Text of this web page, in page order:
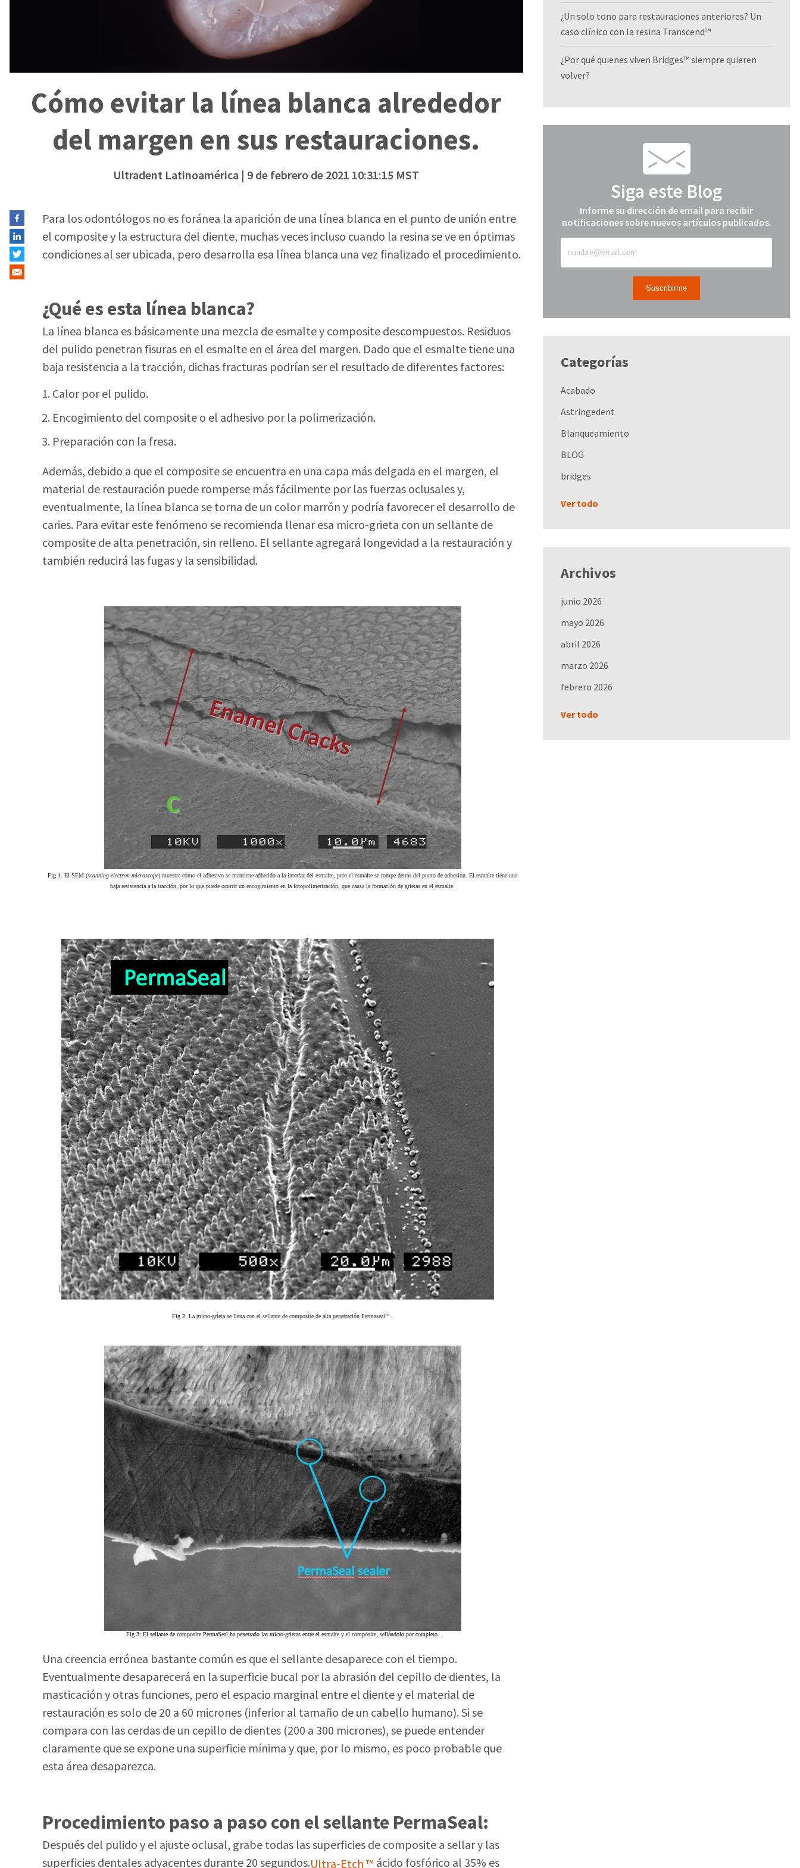
Cómo evitar la línea blanca alrededor
del margen en sus restauraciones.
Ultradent Latinoamérica | 9 de febrero de 2021 10:31:15 MST
Para los odontólogos no es foránea la aparición de una línea blanca en el punto de unión entre
el composite y la estructura del diente, muchas veces incluso cuando la resina se ve en óptimas
condiciones al ser ubicada, pero desarrolla esa línea blanca una vez finalizado el procedimiento.
¿Qué es esta línea blanca?
La línea blanca es básicamente una mezcla de esmalte y composite descompuestos. Residuos
del pulido penetran fisuras en el esmalte en el área del margen. Dado que el esmalte tiene una
baja resistencia a la tracción, dichas fracturas podrían ser el resultado de diferentes factores:
Calor por el pulido.
Encogimiento del composite o el adhesivo por la polimerización.
Preparación con la fresa.
Además, debido a que el composite se encuentra en una capa más delgada en el margen, el
material de restauración puede romperse más fácilmente por las fuerzas oclusales y,
eventualmente, la línea blanca se torna de un color marrón y podría favorecer el desarrollo de
caries. Para evitar este fenómeno se recomienda llenar esa micro-grieta con un sellante de
composite de alta penetración, sin relleno. El sellante agregará longevidad a la restauración y
también reducirá las fugas y la sensibilidad.
Fig 1.El SEM (scanning electron microscope) muestra cómo el adhesivo se mantiene adherido a la interfaz del esmalte, pero el esmalte se rompe detrás del punto de adhesión. El esmalte tiene una
baja resistencia a la tracción, por lo que puede ocurrir un encogimiento en la fotopolimerización, que causa la formación de grietas en el esmalte.
Fig 2.La micro-grieta se llena con el sellante de composite de alta penetración Permaseal TM .
Fig 3: El sellante de composite PermaSeal ha penetrado las micro-grietas entre el esmalte y el composite, sellándolo por completo.
Una creencia errónea bastante común es que el sellante desaparece con el tiempo.
Eventualmente desaparecerá en la superficie bucal por la abrasión del cepillo de dientes, la
masticación y otras funciones, pero el espacio marginal entre el diente y el material de
restauración es solo de 20 a 60 micrones (inferior al tamaño de un cabello humano). Si se
compara con las cerdas de un cepillo de dientes (200 a 300 micrones), se puede entender
claramente que se expone una superficie mínima y que, por lo mismo, es poco probable que
esta área desaparezca.
Procedimiento paso a paso con el sellante PermaSeal:
Después del pulido y el ajuste oclusal, grabe todas las superficies de composite a sellar y las
superficies dentales adyacentes durante 20 segundos.Ultra-Etch ™ ácido fosfórico al 35% es
¿Un solo tono para restauraciones anteriores? Un
caso clínico con la resina Transcend™
¿Por qué quienes viven Bridges™ siempre quieren
volver?
Siga este Blog
Informe su dirección de email para recibir
notificaciones sobre nuevos artículos publicados.
Categorías
Acabado
Astringedent
Blanqueamiento
BLOG
bridges
Ver todo
Archivos
junio 2026
mayo 2026
abril 2026
marzo 2026
febrero 2026
Ver todo